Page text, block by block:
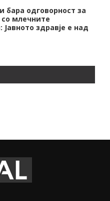
бара одговорност за
млечните
Јавното здравје е над